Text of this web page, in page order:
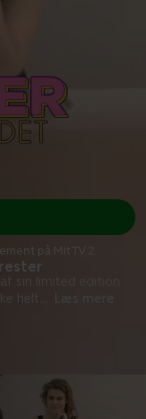
sin limited edition
helt
på Mit TV 2.